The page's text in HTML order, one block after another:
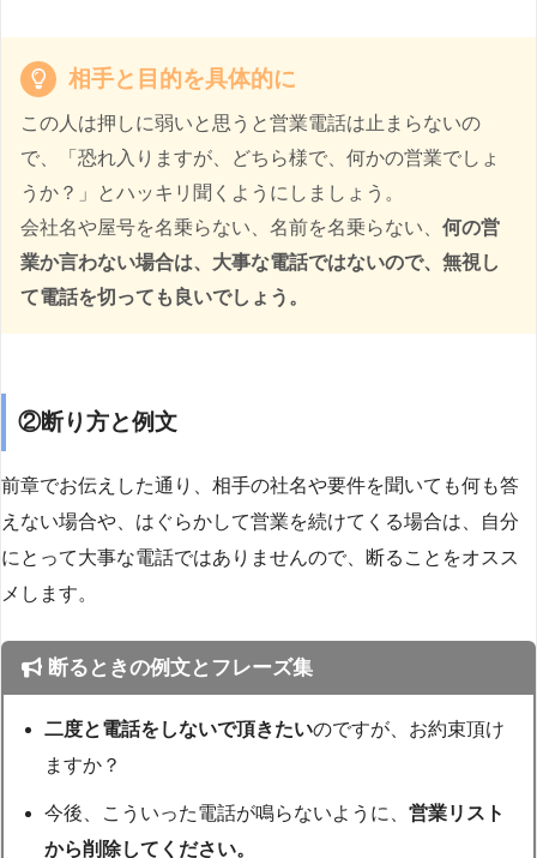
相手と目的を具体的に
この人は押しに弱いと思うと営業電話は止まらないの
で、「恐れ入りますが、どちら様で、何かの営業でしょ
うか？」とハッキリ聞くようにしましょう。
会社名や屋号を名乗らない、名前を名乗らない、 何の営
業か言わない場合は、大事な電話ではないので、無視し
て電話を切っても良いでしょう。
②断り方と例文
前章でお伝えした通り、相手の社名や要件を聞いても何も答
えない場合や、はぐらかして営業を続けてくる場合は、自分
にとって大事な電話ではありませんので、断ることをオスス
メします。
断るときの例文とフレーズ集
二度と電話をしないで頂きたいのですが、お約束頂け
ますか？
今後、こういった電話が鳴らないように、営業リスト
から削除してください。